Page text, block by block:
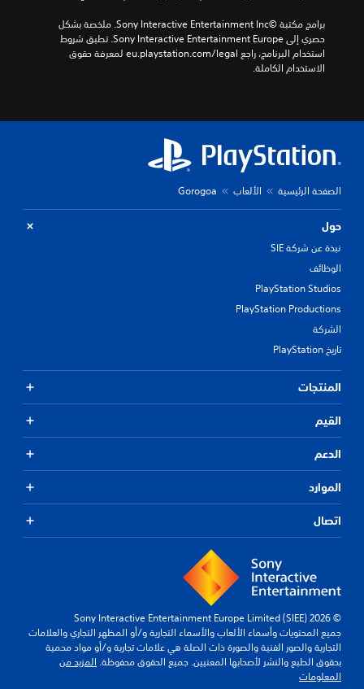
الاستخدام الكاملة.
الصفحة الرئيسية الألعاب Gorogoa
حول
نبذة عن شركة SIE
الوظائف
PlayStation Studios
PlayStation Productions
الشركة
تاريخ PlayStation
المنتجات
القيم
الدعم
الموارد
اتصال
© 2026 Sony Interactive Entertainment Europe Limited (SIEE)
جميع المحتويات وأسماء الألعاب والأسماء التجارية و/أو المظهر التجاري والعلامات
التجارية والصور الفنية والصورة ذات الصلة هي علامات تجارية و/أو مواد محمية
بحقوق الطبع والنشر لأصحابها المعنيين. جميع الحقوق محفوظة. المزيد من
المعلومات